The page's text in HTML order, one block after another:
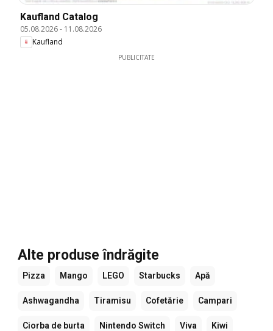
Kaufland Catalog
05.08.2026- 11.08.2026
Kaufland
PUBLICITATE
Alte produse îndrăgite
Pizza Mango LEGO Starbucks Apă
Ashwagandha Tiramisu Cofetărie Campari
Ciorba de burta Nintendo Switch Viva Kiwi